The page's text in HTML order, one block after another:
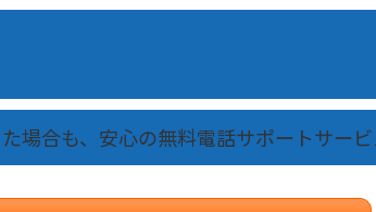
場合も、安心の無料電話サポートサービ